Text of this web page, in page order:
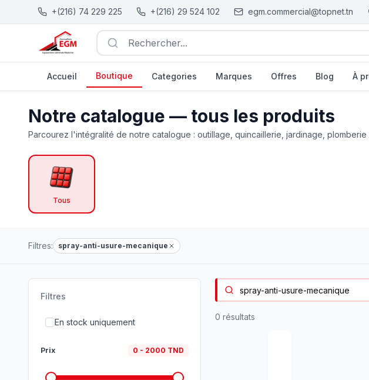
+(216) 74 229 225 +(216) 29 524 102 egm.commercial@topnet.tn
Rechercher...
Accueil Boutique Categories Marques Offres Blog À
Notre catalogue — tous les produits
Parcourez l'intégralité de notre catalogue : outillage, quincaillerie, jardinage, plomberie
Tous
Filtres: spray-anti-usure-mecanique
Filtres
En stock uniquement
Prix 0 - 2000 TND
0 résultats